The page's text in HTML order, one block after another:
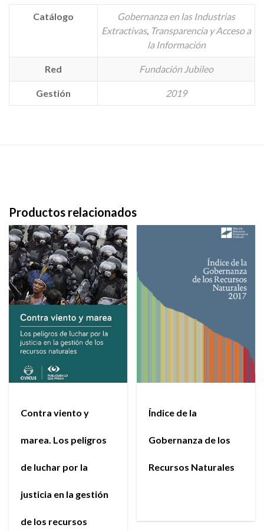
Catálogo
Gobernanza en las Industrias
Extractivas, Transparencia y Acceso a
la Información
Red Fundación Jubileo
Gestión 2019
Productos relacionados
Contra viento y
marea. Los peligros
de luchar por la
justicia en la gestión
de los recursos
Índice de la
Gobernanza de los
Recursos Naturales